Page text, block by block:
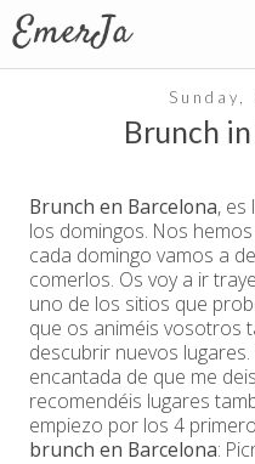
Sunday,
Brunch
Brunch en Barcelona, es
los domingos. Nos
cada domingo vamos a
comerlos. Os voy a ir
uno de los sitios que
que os animéis vosotros
descubrir nuevos
encantada de que me
recomendéis lugares
empiezo por los 4
brunch en Barcelona: